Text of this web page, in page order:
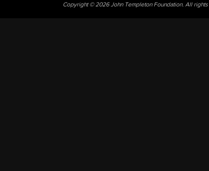
Copyright © 2026 John Templeton Foundation. All